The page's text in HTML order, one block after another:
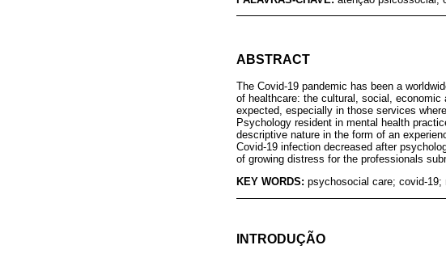
ABSTRACT
The Covid-19 pandemic has been a
of healthcare: the cultural, social,
expected, especially in those services
Psychology resident in mental health
descriptive nature in the form of an
Covid-19 infection decreased after
of growing distress for the professionals
KEY WORDS: psychosocial care; covid-
INTRODUÇÃO